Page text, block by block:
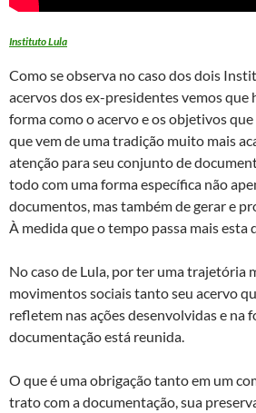
Instituto Lula
Como se observa no caso dos dois
acervos dos ex-presidentes vemos que
forma como o acervo e os objetivos
que vem de uma tradição muito mais
atenção para seu conjunto de
todo com uma forma específica não
documentos, mas também de gerar e
À medida que o tempo passa mais esta
No caso de Lula, por ter uma trajetória
movimentos sociais tanto seu acervo
refletem nas ações desenvolvidas e na
documentação está reunida.
O que é uma obrigação tanto em um
trato com a documentação, sua